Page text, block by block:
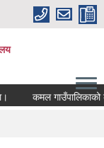
कमल गाउँपालिकाको